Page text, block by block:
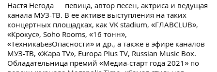
Настя Негода — певица, автор песен, актриса и ведущая
канала МУЗ-ТВ. В ее активе выступления на таких
концертных площадках, как VK stadium, «ГЛАВCLUB»,
«Крокус», Soho Rooms, «16 тонн»,
«ТехникаБезОпасности» и др., а также в эфире каналов
МУЗ-ТВ, «Жара TV», Europa Plus TV, Russian Music Box.
Обладательница премий «Медиа-старт года 2021» по